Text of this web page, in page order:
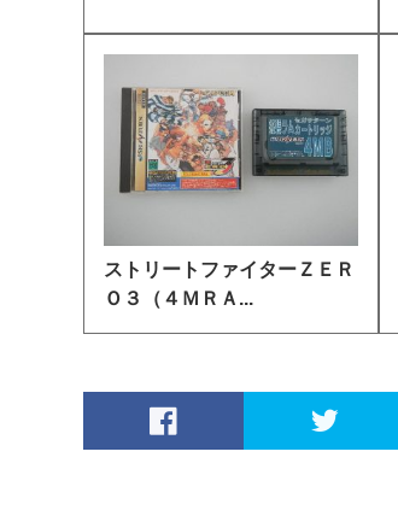
ストリートファイターＺＥＲ
Ｏ３（４ＭＲＡ...